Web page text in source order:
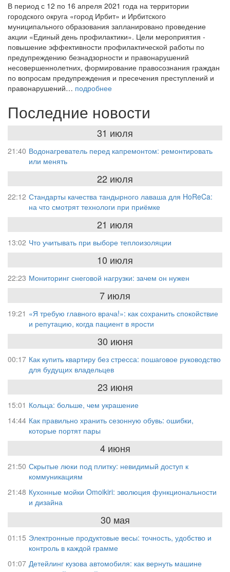
В период с 12 по 16 апреля 2021 года на территории
городского округа «город Ирбит» и Ирбитского
муниципального образования запланировано проведение
акции «Единый день профилактики». Цели мероприятия -
повышение эффективности профилактической работы по
предупреждению безнадзорности и правонарушений
несовершеннолетних, формирование правосознания граждан
по вопросам предупреждения и пресечения преступлений и
правонарушений… подробнее
Последние новости
31 июля
21:40 Водонагреватель перед капремонтом: ремонтировать
или менять
22 июля
22:12 Стандарты качества тандырного лаваша для HoReCa:
на что смотрят технологи при приёмке
21 июля
13:02 Что учитывать при выборе теплоизоляции
10 июля
22:23 Мониторинг снеговой нагрузки: зачем он нужен
7 июля
19:21 «Я требую главного врача!»: как сохранить спокойствие
и репутацию, когда пациент в ярости
30 июня
00:17 Как купить квартиру без стресса: пошаговое руководство
для будущих владельцев
23 июня
15:01 Кольца: больше, чем украшение
14:44 Как правильно хранить сезонную обувь: ошибки,
которые портят пары
4 июня
21:50 Скрытые люки под плитку: невидимый доступ к
коммуникациям
21:48 Кухонные мойки Omoikiri: эволюция функциональности
и дизайна
30 мая
01:15 Электронные продуктовые весы: точность, удобство и
контроль в каждой грамме
01:07 Детейлинг кузова автомобиля: как вернуть машине